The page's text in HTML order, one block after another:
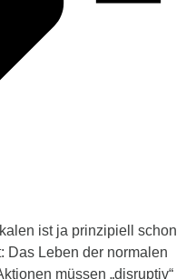
ist ja prinzipiell schon
Das Leben der normalen
müssen „disruptiv“